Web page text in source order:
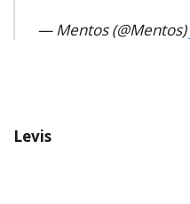
— Mentos (@Mentos)
Levis